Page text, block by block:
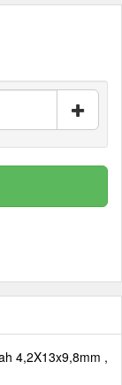
4,2X13x9,8mm ,